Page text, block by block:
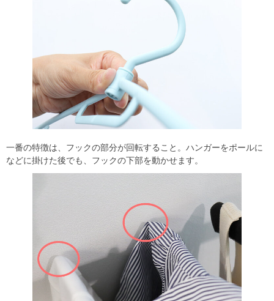
一番の特徴は、フックの部分が回転すること。ハンガーをポールに
などに掛けた後でも、フックの下部を動かせます。